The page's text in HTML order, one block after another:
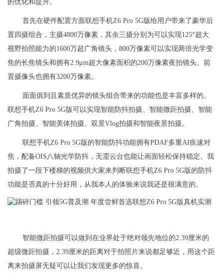
的优化和提升。
首先在硬件配置方面联想手机Z6 Pro 5G版给用户带来了豪华后
置四摄组合，主摄4800万像素，其余三摄分别为可以实现125°超大
视野拍照能力的1600万超广角镜头，800万像素可以实现两倍光学变
焦的长焦镜头和拥有2.9μm超大像素面积的200万像素夜拍镜头。前
置摄像头也拥有3200万像素。
面面俱到且素质优异的镜头组合带来的功能也是丰富多样的。
联想手机Z6 Pro 5G版可以实现智能防抖拍摄、智能微距拍摄、智能
广角拍摄、智能美体拍摄、双景Vlog拍摄和智能夜景拍摄。
联想手机Z6 Pro 5G版的智能防抖功能拥有PDAF多重AI疾速对
焦，配备OIS八轴光学防抖，无需云台也能让画面轻松保持稳定。我
拍摄了一段下楼梯的视频供大家来判断联想手机Z6 Pro 5G版的防抖
功能是否真的十分好用，从我本人的体验来说我还是很满意的。
智能微距拍摄可以做到在业界处于绝对领先地位的2.39厘米的
超级微距拍摄，2.39厘米的距离对于拍照片来说都足够近，用这个距
离来拍摄屏无疑可以让我们发现更多的惊喜。